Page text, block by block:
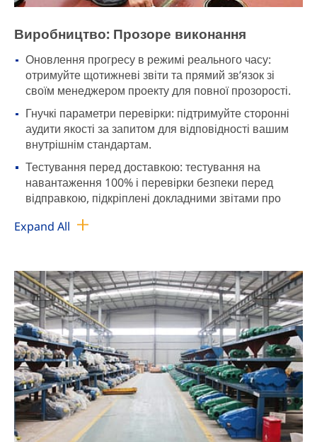
Виробництво: Прозоре виконання
Оновлення прогресу в режимі реального часу:
отримуйте щотижневі звіти та прямий зв’язок зі
своїм менеджером проекту для повної прозорості.
Гнучкі параметри перевірки: підтримуйте сторонні
аудити якості за запитом для відповідності вашим
внутрішнім стандартам.
Тестування перед доставкою: тестування на
навантаження 100% і перевірки безпеки перед
відправкою, підкріплені докладними звітами про
Expand All